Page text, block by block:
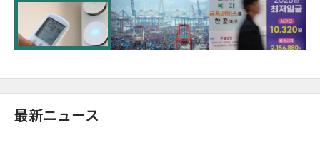
に需給対応体制を点検
最新ニュース